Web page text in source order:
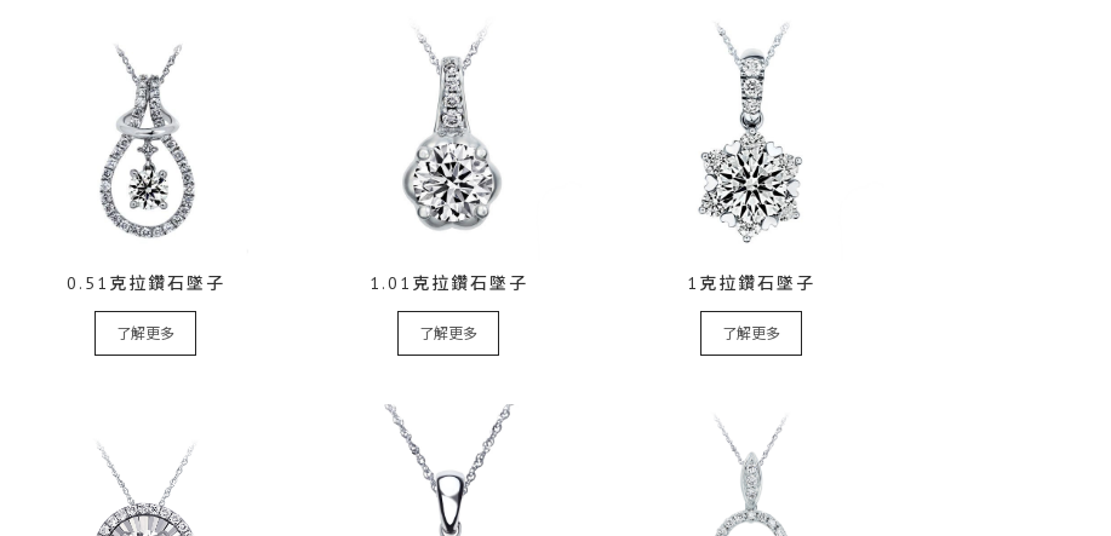
0.51克拉鑽石墜子
了解更多
1.01克拉鑽石墜子
了解更多
1克拉鑽石墜子
了解更多